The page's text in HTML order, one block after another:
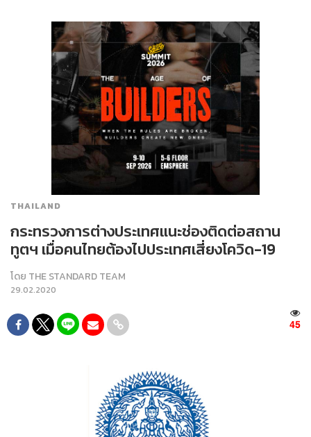
THAILAND
กระทรวงการต่างประเทศแนะช่องติดต่อสถาน
ทูตฯ เมื่อคนไทยต้องไปประเทศเสี่ยงโควิด-19
โดย THE STANDARD TEAM
29.02.2020
45